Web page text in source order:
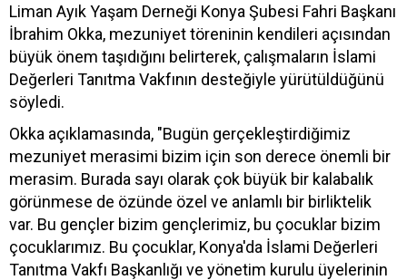
Liman Ayık Yaşam Derneği Konya Şubesi Fahri Başkanı
İbrahim Okka, mezuniyet töreninin kendileri açısından
büyük önem taşıdığını belirterek, çalışmaların İslami
Değerleri Tanıtma Vakfının desteğiyle yürütüldüğünü
söyledi.
Okka açıklamasında, "Bugün gerçekleştirdiğimiz
mezuniyet merasimi bizim için son derece önemli bir
merasim. Burada sayı olarak çok büyük bir kalabalık
görünmese de özünde özel ve anlamlı bir birliktelik
var. Bu gençler bizim gençlerimiz, bu çocuklar bizim
çocuklarımız. Bu çocuklar, Konya'da İslami Değerleri
Tanıtma Vakfı Başkanlığı ve yönetim kurulu üyelerinin